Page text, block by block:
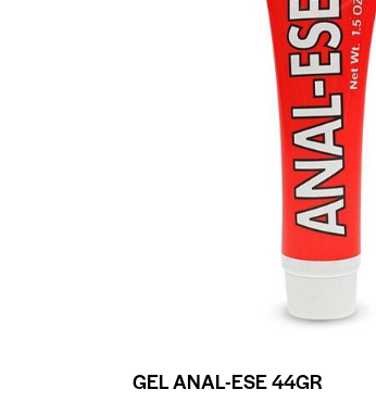
GEL ANAL-ESE 44GR